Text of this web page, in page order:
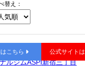
替え：
ルジムASPI新宿三丁目
こちら 公式サイト